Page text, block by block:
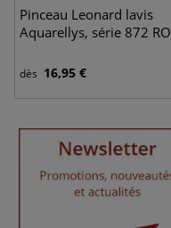
Pinceau Leonard lavis
Aquarellys, série 872 RO
dès 16,95 €